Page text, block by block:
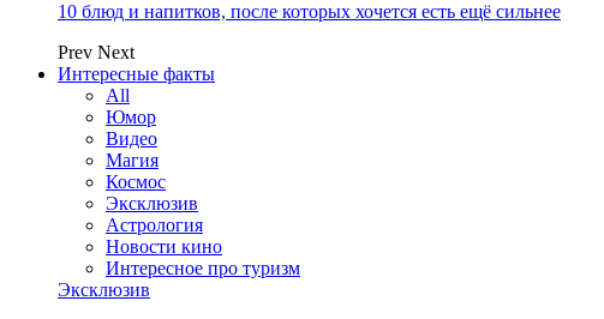
10 блюд и напитков, после которых хочется есть ещё сильнее
Prev Next
Интересные факты
All
Юмор
Видео
Магия
Космос
Эксклюзив
Астрология
Новости кино
Интересное про туризм
Эксклюзив